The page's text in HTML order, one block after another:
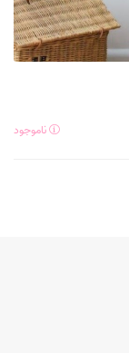
ناموجود